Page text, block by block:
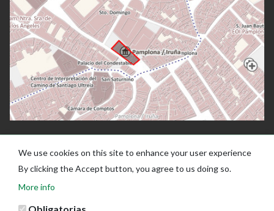
We use cookies on this site to enhance your user experience
By clicking the Accept button, you agree to us doing so.
More info